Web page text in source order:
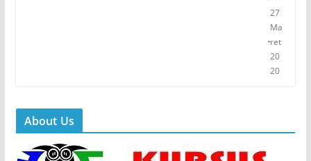
27
Ma
ret
20
20
About Us